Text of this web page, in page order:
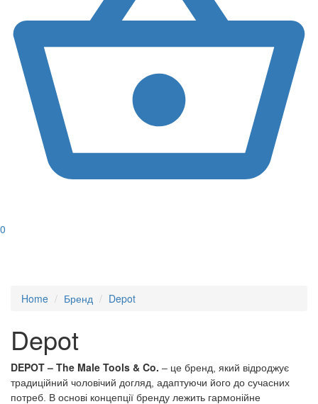
0
Home Бренд Depot
Depot
DEPOT – The Male Tools & Co. – це бренд, який відроджує
традиційний чоловічий догляд, адаптуючи його до сучасних
потреб. В основі концепції бренду лежить гармонійне